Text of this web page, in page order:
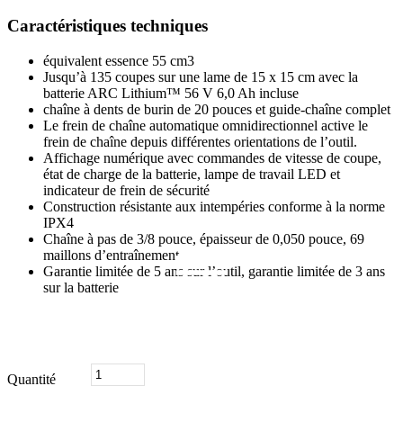
Caractéristiques techniques
équivalent essence 55 cm3
Jusqu’à 135 coupes sur une lame de 15 x 15 cm avec la
batterie ARC Lithium™ 56 V 6,0 Ah incluse
chaîne à dents de burin de 20 pouces et guide-chaîne complet
Le frein de chaîne automatique omnidirectionnel active le
frein de chaîne depuis différentes orientations de l’outil.
Affichage numérique avec commandes de vitesse de coupe,
état de charge de la batterie, lampe de travail LED et
indicateur de frein de sécurité
Construction résistante aux intempéries conforme à la norme
IPX4
Chaîne à pas de 3/8 pouce, épaisseur de 0,050 pouce, 69
maillons d’entraînement
Garantie limitée de 5 ans sur l’outil, garantie limitée de 3 ans
sur la batterie
Quantité
quantité
de